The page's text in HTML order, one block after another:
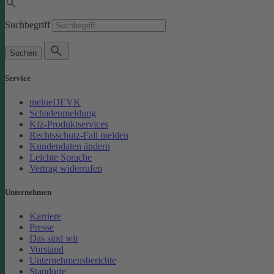
Suchbegriff
Suchen
Service
meineDEVK
Schadenmeldung
Kfz-Produktservices
Rechtsschutz-Fall melden
Kundendaten ändern
Leichte Sprache
Vertrag widerrufen
Unternehmen
Karriere
Presse
Das sind wir
Vorstand
Unternehmensberichte
Standorte